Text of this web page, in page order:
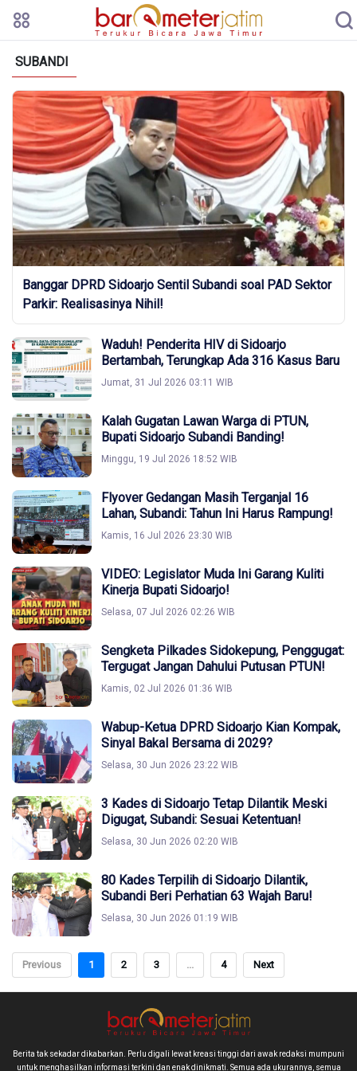
SUBANDI
Banggar DPRD Sidoarjo Sentil Subandi soal PAD Sektor
Parkir: Realisasinya Nihil!
Waduh! Penderita HIV di Sidoarjo
Bertambah, Terungkap Ada 316 Kasus Baru
Jumat, 31 Jul 2026 03:11 WIB
Kalah Gugatan Lawan Warga di PTUN,
Bupati Sidoarjo Subandi Banding!
Minggu, 19 Jul 2026 18:52 WIB
Flyover Gedangan Masih Terganjal 16
Lahan, Subandi: Tahun Ini Harus Rampung!
Kamis, 16 Jul 2026 23:30 WIB
VIDEO: Legislator Muda Ini Garang Kuliti
Kinerja Bupati Sidoarjo!
Selasa, 07 Jul 2026 02:26 WIB
Sengketa Pilkades Sidokepung, Penggugat:
Tergugat Jangan Dahului Putusan PTUN!
Kamis, 02 Jul 2026 01:36 WIB
Wabup-Ketua DPRD Sidoarjo Kian Kompak,
Sinyal Bakal Bersama di 2029?
Selasa, 30 Jun 2026 23:22 WIB
3 Kades di Sidoarjo Tetap Dilantik Meski
Digugat, Subandi: Sesuai Ketentuan!
Selasa, 30 Jun 2026 02:20 WIB
80 Kades Terpilih di Sidoarjo Dilantik,
Subandi Beri Perhatian 63 Wajah Baru!
Selasa, 30 Jun 2026 01:19 WIB
Previous 1 2 3 ... 4 Next
Berita tak sekadar dikabarkan. Perlu digali lewat kreasi tinggi dari awak redaksi mumpuni
untuk menghasilkan informasi terkini dan enak dinikmati. Semua ada ukurannya, semua